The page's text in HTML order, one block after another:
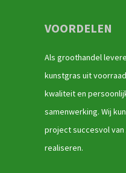
VOORDELEN
Als groothandel
kunstgras uit
kwaliteit en
samenwerking. Wij
project succesvol
realiseren.